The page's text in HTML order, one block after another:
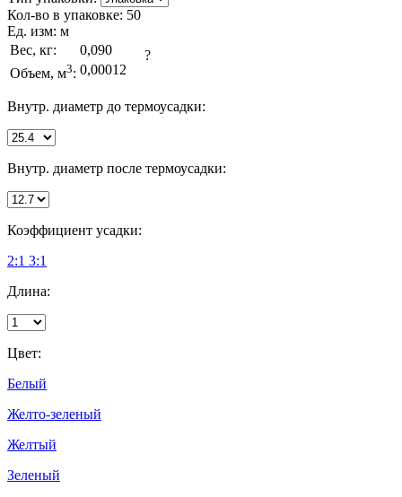
Кол-во в упаковке: 50
Ед. изм: м
Вес, кг:
0,090
Объем, м3: 0,00012
?
Внутр. диаметр до термоусадки:
Внутр. диаметр после термоусадки:
Коэффициент усадки:
2:1 3:1
Длина:
Цвет:
Белый
Желто-зеленый
Желтый
Зеленый